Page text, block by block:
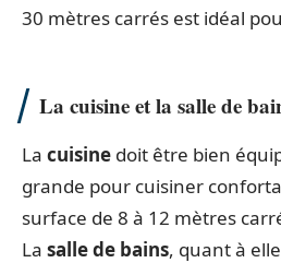
30 mètres carrés est idéal
La cuisine et la salle de
La cuisine doit être bien
grande pour cuisiner
surface de 8 à 12 mètres
La salle de bains, quant à